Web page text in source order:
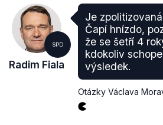
SPD
Radim Fiala
Je
Čapí hnízdo,
že se šetří 4
kdokoliv
výsledek.
Otázky Václava